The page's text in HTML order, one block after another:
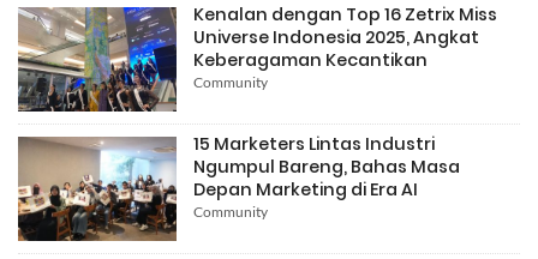
Kenalan dengan Top 16 Zetrix Miss
Universe Indonesia 2025, Angkat
Keberagaman Kecantikan
Community
15 Marketers Lintas Industri
Ngumpul Bareng, Bahas Masa
Depan Marketing di Era AI
Community